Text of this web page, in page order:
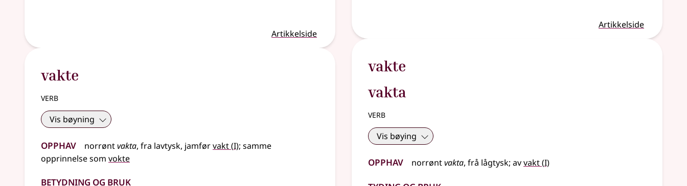
Artikkelside
vakte
verb
Vis bøyning
Opphav norrøntvakta, fra lavtysk, jamførvakt(1
I); samme
opprinnelse som vokte
Betydning og bruk
Artikkelside
vakte
vakta
verb
Vis bøying
Opphav norrøntvakta, frå lågtysk; avvakt(1
I)